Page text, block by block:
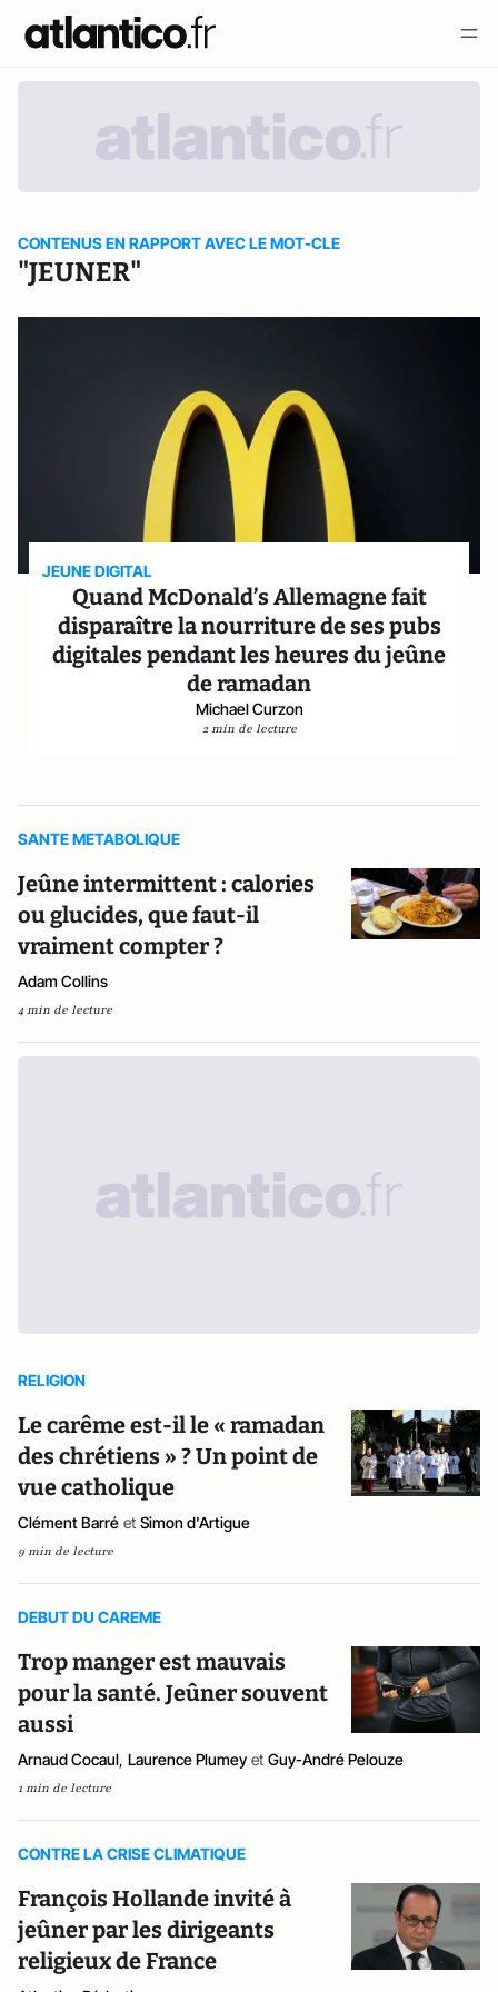
CONTENUS EN RAPPORT AVEC LE MOT-CLE
"JEUNER"
JEUNE DIGITAL
Quand McDonald’s Allemagne fait
disparaître la nourriture de ses pubs
digitales pendant les heures du jeûne
de ramadan
Michael Curzon
2 min de lecture
SANTE METABOLIQUE
Jeûne intermittent : calories
ou glucides, que faut-il
vraiment compter ?
Adam Collins
4 min de lecture
RELIGION
Le carême est-il le « ramadan
des chrétiens » ? Un point de
vue catholique
Clément Barré et Simon d'Artigue
9 min de lecture
DEBUT DU CAREME
Trop manger est mauvais
pour la santé. Jeûner souvent
aussi
Arnaud Cocaul, Laurence Plumey et Guy-André Pelouze
1 min de lecture
CONTRE LA CRISE CLIMATIQUE
François Hollande invité à
jeûner par les dirigeants
religieux de France